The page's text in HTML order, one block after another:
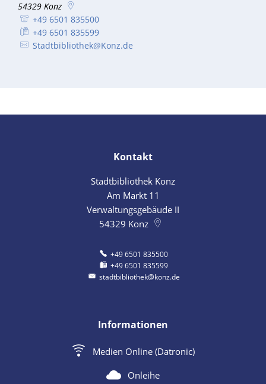
54329 Konz
+49 6501 835500
+49 6501 835599
Stadtbibliothek@Konz.de
Kontakt
Stadtbibliothek Konz
Am Markt 11
Verwaltungsgebäude II
54329 Konz
+49 6501 835500
+49 6501 835599
stadtbibliothek@konz.de
Informationen
Medien Online (Datronic)
Onleihe